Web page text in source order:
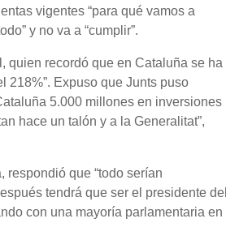
vigentes “para qué vamos a
y no va a “cumplir”.
quien recordó que en Cataluña se ha
218%”. Expuso que Junts puso
5.000 millones en inversiones
hace un talón y a la Generalitat”,
respondió que “todo serían
tendrá que ser el presidente del
con una mayoría parlamentaria en